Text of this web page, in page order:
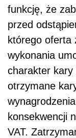
funkcję, że
przed
którego oferta
wykonania
charakter
otrzymane
konsekwencji
VAT.